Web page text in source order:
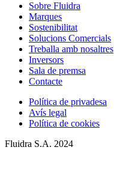
Sobre Fluidra
Marques
Sostenibilitat
Solucions Comercials
Treballa amb nosaltres
Inversors
Sala de premsa
Contacte
Política de privadesa
Avís legal
Política de cookies
Fluidra S.A. 2024